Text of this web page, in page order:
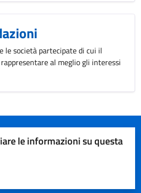
le società partecipate di cui il
al meglio gli interessi
le informazioni su questa
5 stelle su 5
su 5
su 5
5